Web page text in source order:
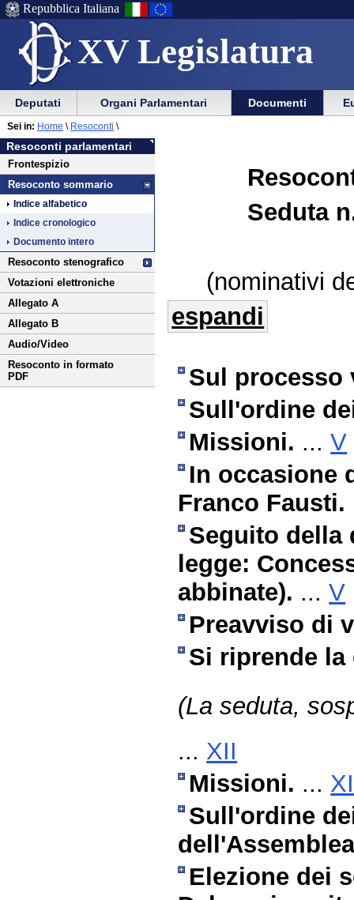
XV Legislatura
Menu
di
ausilio
alla
navigazione
Vai
Menu
di
navigazione
principale
Repubblica Italiana
Menu
di
navigazione
principale
Vai
menu
di
sezione
Deputati Organi Parlamentari Documenti
Vai
al
contenuto
Resoconti parlamentari
Frontespizio
Resoconto sommario
Indice alfabetico
Indice cronologico
Documento intero
Resoconto stenografico
Votazioni elettroniche
Allegato A
Allegato B
Audio/Video
Resoconto in formato
PDF
Sei in: Home \ Resoconti \
Seduta
(nominativi
espandi
Sul processo
Sull'ordine
Missioni. ...V
In occasione
Franco Fausti.
Seguito della
legge:
abbinate). ...V
Preavviso di
Si riprende
(La seduta,
... XII
Missioni. ...
Sull'ordine
Elezione dei